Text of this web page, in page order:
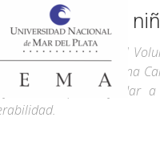
para los
de funcionamiento, el
Plata lleva adelante una
y la Niña para ayudar a